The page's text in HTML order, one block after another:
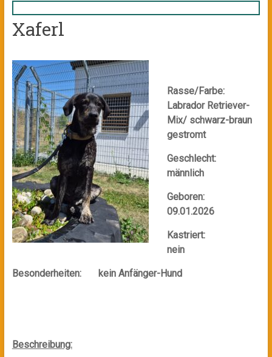
Xaferl
Rasse/Farbe:
Labrador Retriever-
Mix/ schwarz-braun
gestromt
Geschlecht:
männlich
Geboren:
09.01.2026
Kastriert:
nein
Besonderheiten: kein Anfänger-Hund
Beschreibung: